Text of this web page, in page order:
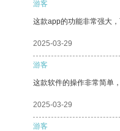
游客
这款app的功能非常强大
2025-03-29
游客
这款软件的操作非常简单
2025-03-29
游客